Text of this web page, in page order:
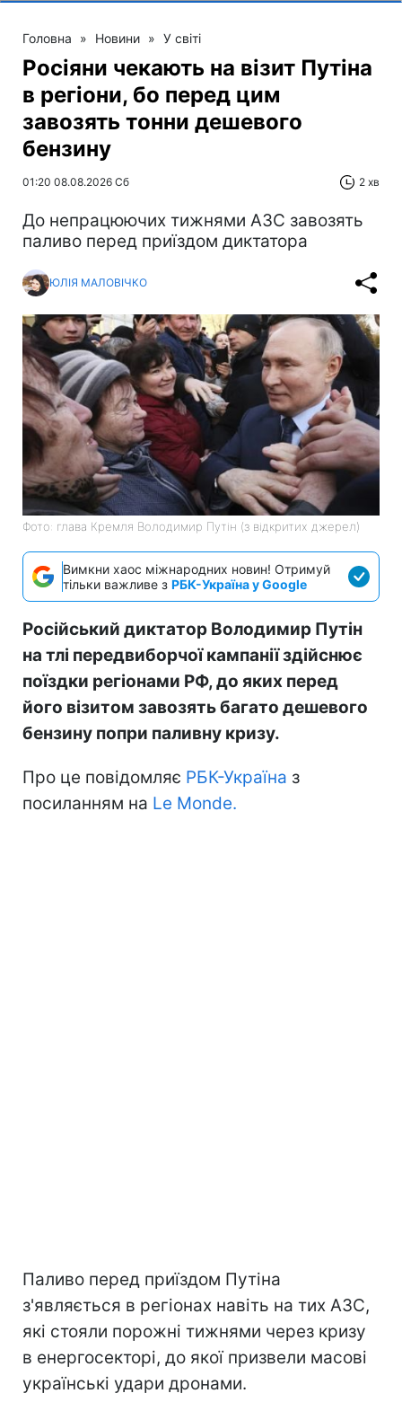
Головна » Новини » У світі
Росіяни чекають на візит Путіна
в регіони, бо перед цим
завозять тонни дешевого
бензину
01:20 08.08.2026 Сб 2 хв
До непрацюючих тижнями АЗС завозять
паливо перед приїздом диктатора
ЮЛІЯ МАЛОВІЧКО
Фото: глава Кремля Володимир Путін (з відкритих джерел)
Вимкни хаос міжнародних новин! Отримуй
тільки важливе з РБК-Україна у Google
Російський диктатор Володимир Путін
на тлі передвиборчої кампанії здійснює
поїздки регіонами РФ, до яких перед
його візитом завозять багато дешевого
бензину попри паливну кризу.
Про це повідомляє РБК-Україна з
посиланням на Le Monde.
Паливо перед приїздом Путіна
з'являється в регіонах навіть на тих АЗС,
які стояли порожні тижнями через кризу
в енергосекторі, до якої призвели масові
українські удари дронами.